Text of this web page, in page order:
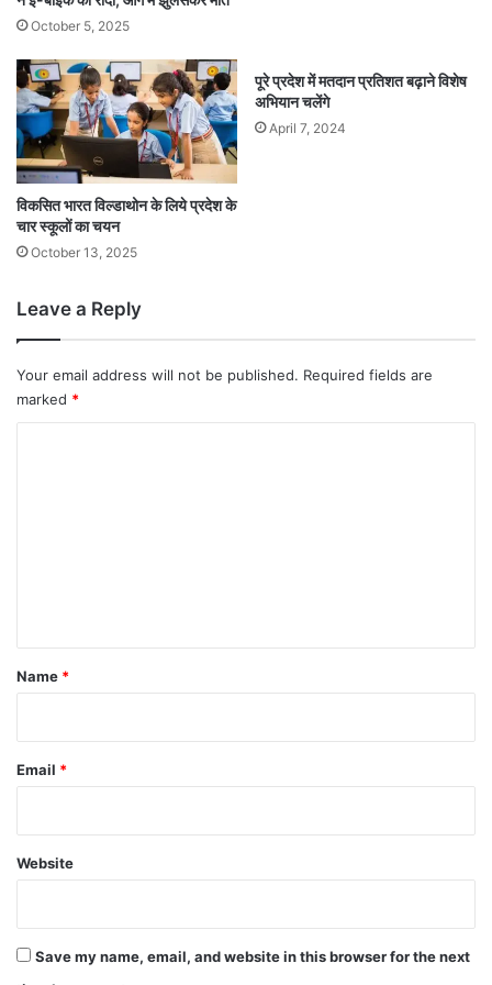
October 5, 2025
विकसित भारत विल्डाथोन के लिये प्रदेश के
चार स्कूलों का चयन
October 13, 2025
पूरे प्रदेश में मतदान प्रतिशत बढ़ाने विशेष
अभियान चलेंगे
April 7, 2024
Leave a Reply
Your email address will not be published. Required fields are
marked *
*
Name *
Email *
Website
Save my name, email, and website in this browser for the next